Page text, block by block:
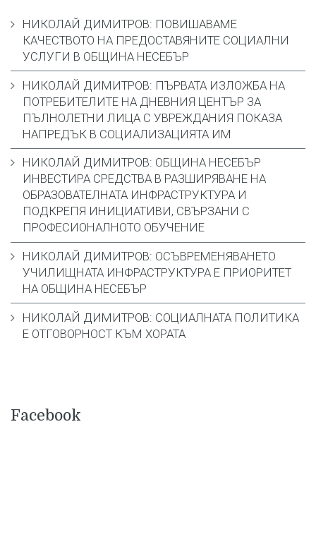
НИКОЛАЙ ДИМИТРОВ: ПОВИШАВАМЕ
КАЧЕСТВОТО НА ПРЕДОСТАВЯНИТЕ СОЦИАЛНИ
УСЛУГИ В ОБЩИНА НЕСЕБЪР
НИКОЛАЙ ДИМИТРОВ: ПЪРВАТА ИЗЛОЖБА НА
ПОТРЕБИТЕЛИТЕ НА ДНЕВНИЯ ЦЕНТЪР ЗА
ПЪЛНОЛЕТНИ ЛИЦА С УВРЕЖДАНИЯ ПОКАЗА
НАПРЕДЪК В СОЦИАЛИЗАЦИЯТА ИМ
НИКОЛАЙ ДИМИТРОВ: ОБЩИНА НЕСЕБЪР
ИНВЕСТИРА СРЕДСТВА В РАЗШИРЯВАНЕ НА
ОБРАЗОВАТЕЛНАТА ИНФРАСТРУКТУРА И
ПОДКРЕПЯ ИНИЦИАТИВИ, СВЪРЗАНИ С
ПРОФЕСИОНАЛНОТО ОБУЧЕНИЕ
НИКОЛАЙ ДИМИТРОВ: ОСЪВРЕМЕНЯВАНЕТО
УЧИЛИЩНАТА ИНФРАСТРУКТУРА Е ПРИОРИТЕТ
НА ОБЩИНА НЕСЕБЪР
НИКОЛАЙ ДИМИТРОВ: СОЦИАЛНАТА ПОЛИТИКА
Е ОТГОВОРНОСТ КЪМ ХОРАТА
Facebook